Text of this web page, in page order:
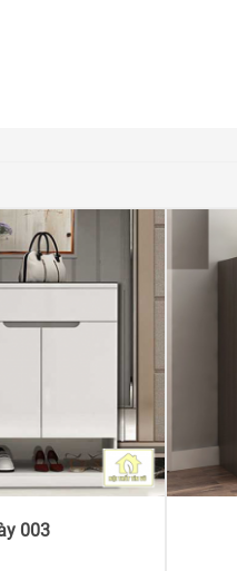
003